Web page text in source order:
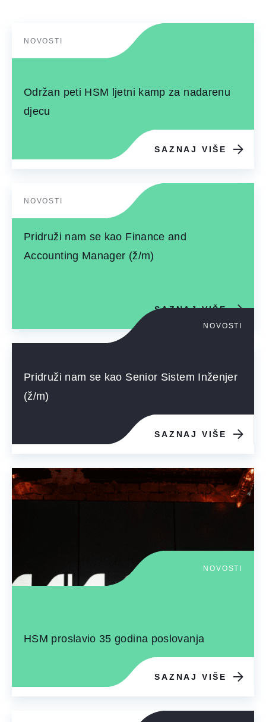
NOVOSTI
Održan peti HSM ljetni kamp za nadarenu
djecu
SAZNAJ VIŠE
NOVOSTI
Pridruži nam se kao Finance and
Accounting Manager (ž/m)
SAZNAJ VIŠE
NOVOSTI
Pridruži nam se kao Senior Sistem Inženjer
(ž/m)
SAZNAJ VIŠE
NOVOSTI
HSM proslavio 35 godina poslovanja
SAZNAJ VIŠE